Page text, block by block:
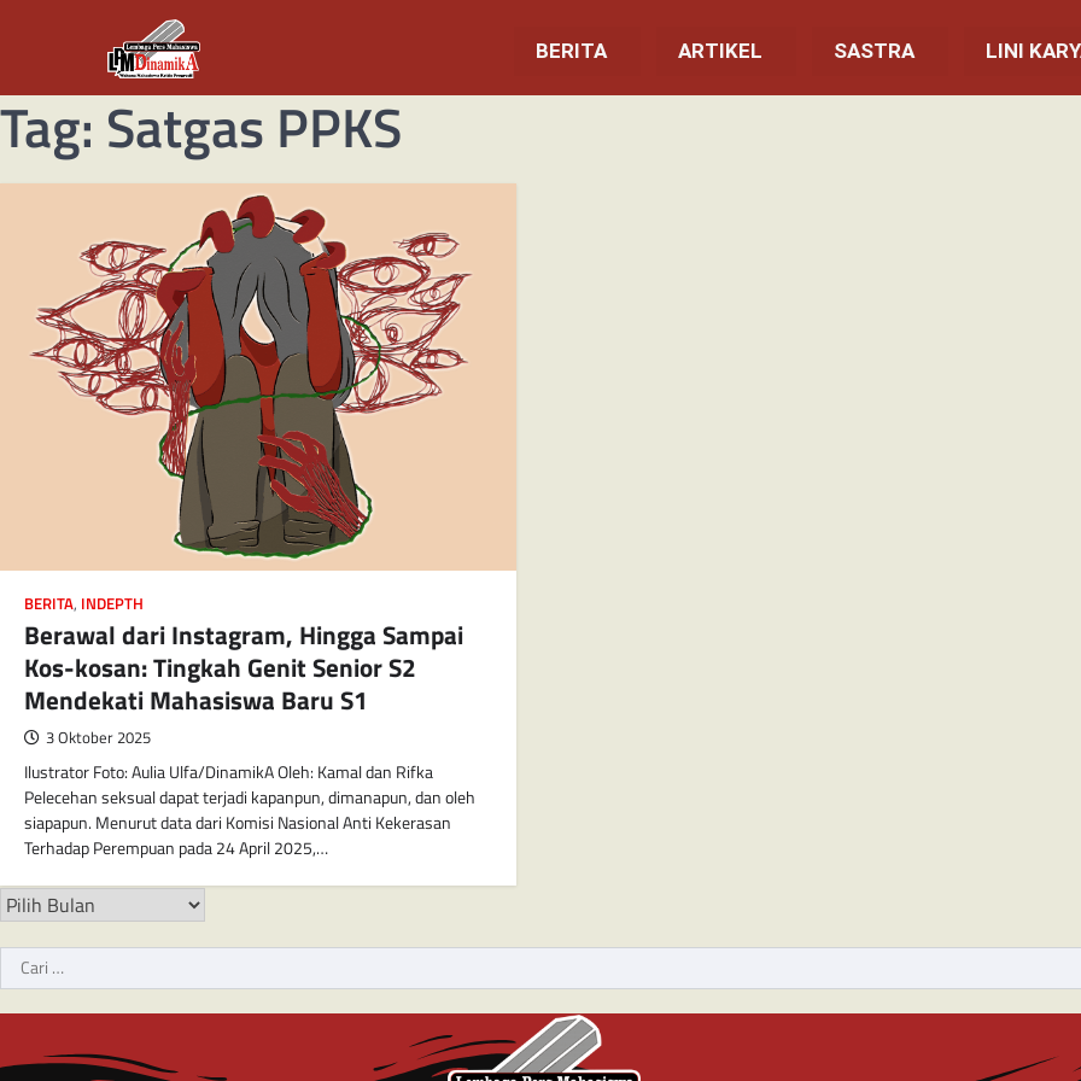
BERITA ARTIKEL SASTRA LINI
Tag: Satgas PPKS
BERITA, INDEPTH
Berawal dari Instagram, Hingga Sampai
Kos-kosan: Tingkah Genit Senior S2
Mendekati Mahasiswa Baru S1
3 Oktober 2025
Ilustrator Foto: Aulia Ulfa/DinamikA Oleh: Kamal dan Rifka
Pelecehan seksual dapat terjadi kapanpun, dimanapun, dan oleh
siapapun. Menurut data dari Komisi Nasional Anti Kekerasan
Terhadap Perempuan pada 24 April 2025,…